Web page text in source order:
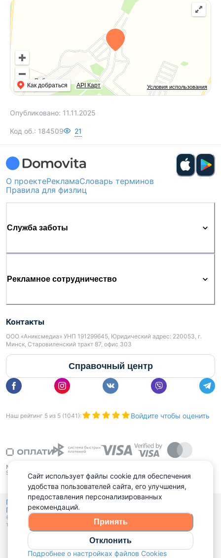
Условия использования
Как добраться API Карт
Опубликовано: 11.11.2025
Код об.: 184509 21
О проектеРекламаСловарь терминов
Правила для физлиц
Служба заботы
Рекламное сотрудничество
Контакты
ООО «Аниксмедиа» УНП 191299645, Юридический адрес: 220053, г.
Минск, Старовиленский тракт 87, офис 303
Справочный центр
Наш рейтинг 5 из 5 (1041 ): Войдите чтобы оценить
Политика конфиденциальности,
Политика обработки файлов куки
© 2015 - 2026, Domovita.by. Копирование материалов допускается
только при наличии активной ссылки.
Сайт использует файлы cookie для обеспечения
удобства пользователей сайта, его улучшения,
предоставления персонализированных
рекомендаций.
Принять
Отклонить
Подробнее о настройках файлов Cookies